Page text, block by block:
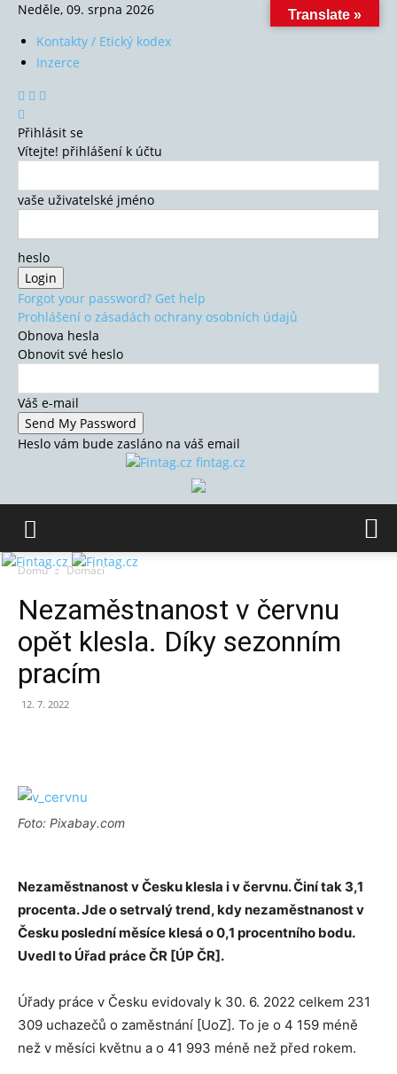
Neděle, 09. srpna 2026
Kontakty / Etický kodex
Inzerce
Přihlásit se
Vítejte! přihlášení k účtu
vaše uživatelské jméno
heslo
Forgot your password? Get help
Prohlášení o zásadách ochrany osobních údajů
Obnova hesla
Obnovit své heslo
Váš e-mail
Heslo vám bude zasláno na váš email
fintag.cz
Domů Domácí
Nezaměstnanost v červnu
opět klesla. Díky sezonním
pracím
12. 7. 2022
Foto: Pixabay.com
Nezaměstnanost v Česku klesla i v červnu. Činí tak 3,1
procenta. Jde o setrvalý trend, kdy nezaměstnanost v
Česku poslední měsíce klesá o 0,1 procentního bodu.
Uvedl to Úřad práce ČR [ÚP ČR].
Úřady práce v Česku evidovaly k 30. 6. 2022 celkem 231
309 uchazečů o zaměstnání [UoZ]. To je o 4 159 méně
než v měsíci květnu a o 41 993 méně než před rokem.
Translate »